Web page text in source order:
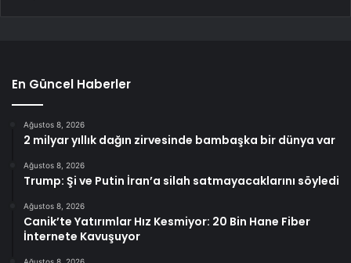
En Güncel Haberler
Ağustos 8, 2026
2 milyar yıllık dağın zirvesinde bambaşka bir dünya var
Ağustos 8, 2026
Trump: Şi ve Putin İran’a silah satmayacaklarını söyledi
Ağustos 8, 2026
Canik’te Yatırımlar Hız Kesmiyor: 20 Bin Hane Fiber
İnternete Kavuşuyor
Ağustos 8, 2026